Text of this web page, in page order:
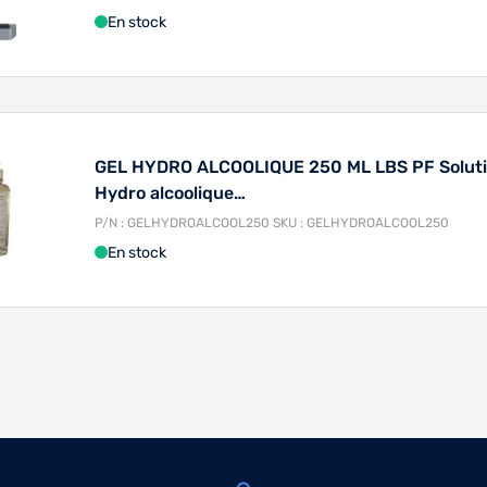
En stock
GEL HYDRO ALCOOLIQUE 250 ML LBS PF
Hydro alcoolique…
P/N : GELHYDROALCOOL250 SKU : GELHYDROALCOOL250
En stock